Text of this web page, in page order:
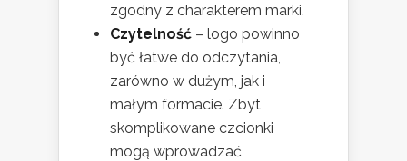
zgodny z charakterem marki.
Czytelność – logo powinno
być łatwe do odczytania,
zarówno w dużym, jak i
małym formacie. Zbyt
skomplikowane czcionki
mogą wprowadzać